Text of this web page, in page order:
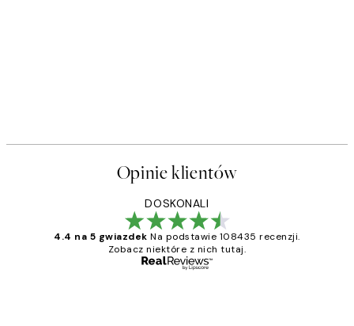
Opinie klientów
DOSKONALI
4.4 na 5 gwiazdek Na podstawie 108435 recenzji.
Zobacz niektóre z nich tutaj.